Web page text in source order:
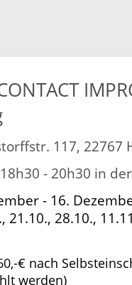
117, 22767
- 20h30 in
- 16.
21.10., 28.10.,
€ nach
werden)